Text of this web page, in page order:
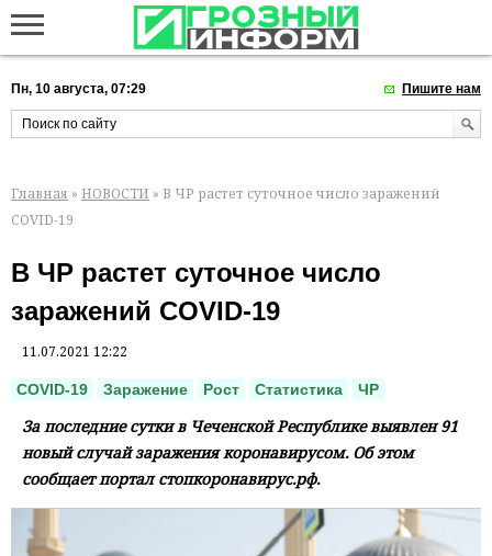
Пн, 10 августа, 07:29 Пишите нам
Главная » НОВОСТИ » В ЧР растет суточное число заражений
COVID-19
В ЧР растет суточное число
заражений COVID-19
11.07.2021 12:22
COVID-19 Заражение Рост Статистика ЧР
За последние сутки в Чеченской Республике выявлен 91
новый случай заражения коронавирусом. Об этом
сообщает портал стопкоронавирус.рф.